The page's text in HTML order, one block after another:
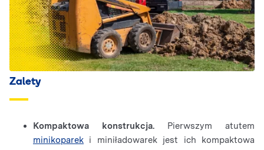
Zalety
Kompaktowa konstrukcja. Pierwszym atutem
minikoparek i miniładowarek jest ich kompaktowa